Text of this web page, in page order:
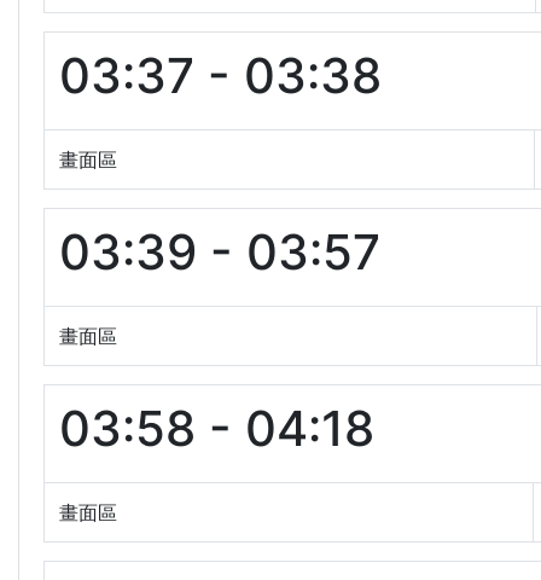
03:37 - 03:38
畫面區
03:39 - 03:57
畫面區
03:58 - 04:18
畫面區